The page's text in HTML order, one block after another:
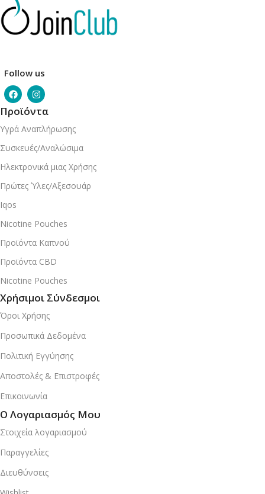
Follow us
Προϊόντα
Υγρά Αναπλήρωσης
Συσκευές/Αναλώσιμα
Ηλεκτρονικά μιας Χρήσης
Πρώτες Ύλες/Αξεσουάρ
Iqos
Nicotine Pouches
Προϊόντα Καπνού
Προϊόντα CBD
Nicotine Pouches
Χρήσιμοι Σύνδεσμοι
Όροι Χρήσης
Προσωπικά Δεδομένα
Πολιτική Εγγύησης
Αποστολές & Επιστροφές
Επικοινωνία
Ο Λογαριασμός Μου
Στοιχεία λογαριασμού
Παραγγελίες
Διευθύνσεις